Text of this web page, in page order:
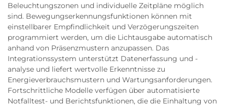
Beleuchtungszonen und individuelle Zeitpläne möglich
sind. Bewegungserkennungsfunktionen können mit
einstellbarer Empfindlichkeit und Verzögerungszeiten
programmiert werden, um die Lichtausgabe automatisch
anhand von Präsenzmustern anzupassen. Das
Integrationssystem unterstützt Datenerfassung und -
analyse und liefert wertvolle Erkenntnisse zu
Energieverbrauchsmustern und Wartungsanforderungen.
Fortschrittliche Modelle verfügen über automatisierte
Notfalltest- und Berichtsfunktionen, die die Einhaltung von